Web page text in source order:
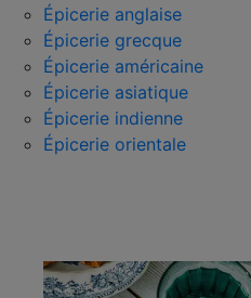
Épicerie anglaise
Épicerie grecque
Épicerie américaine
Épicerie asiatique
Épicerie indienne
Épicerie orientale